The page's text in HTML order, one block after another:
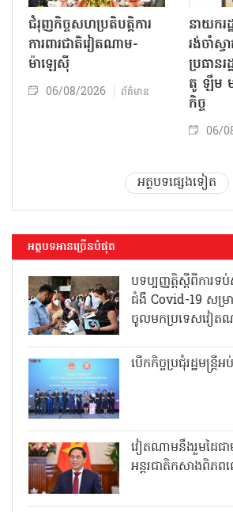
ជំរុញកិច្ចសហប្រតិបត្តិការ
ការពារជាតិវៀតណាម-
ម៉ាឡេស៊ី
06/08/2026 ព័ត៌មាន
នាយករដ្
រង់ចាំស្
ប្រធាន
តូ ឡឹម
កិច្ច
06/
អត្ថបទផ្សេងទៀត
អត្ថបទអានច្រើនបំផុត
បទប្បញ្ញត្តិស្តីពីការទប់
ជំងឺ Covid-19 សម្រ
ចូលមកប្រទេសវៀត
បើកកិច្ចប្រជុំរដ្ឋមន្ត្
វៀតណាមនឹងរួមដៃ
អន្តរជាតិកសាងពិភ